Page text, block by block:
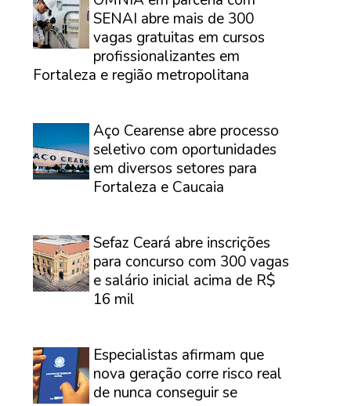
SENAI abre mais de 300
vagas gratuitas em cursos
profissionalizantes em
Fortaleza e região metropolitana
Aço Cearense abre processo
seletivo com oportunidades
em diversos setores para
Fortaleza e Caucaia
Sefaz Ceará abre inscrições
para concurso com 300 vagas
e salário inicial acima de R$
16 mil
Especialistas afirmam que
nova geração corre risco real
de nunca conseguir se